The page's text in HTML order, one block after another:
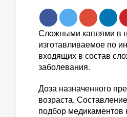
Сложными каплями в
изготавливаемое по
входящих в состав
заболевания.
Доза назначенного
возраста.
подбор медикаментов